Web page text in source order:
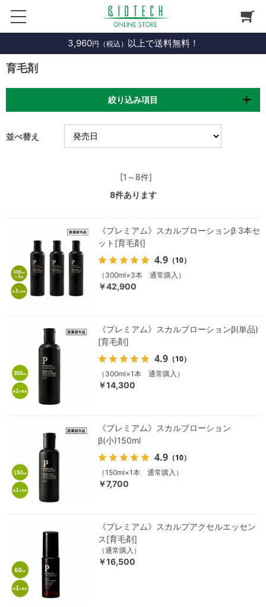
3,960円（税込） 以上で送料無料！
育毛剤
絞り込み項目
並べ替え
[1～8件]
8件あります
《プレミアム》スカルプローションβ 3本セ
ット[育毛剤]
4.9 （10）
（300ml×3本 通常購入）
￥42,900
《プレミアム》スカルプローションβ(単品)
[育毛剤]
4.9 （10）
（300ml×1本 通常購入）
￥14,300
《プレミアム》スカルプローション
β(小)150ml
4.9 （10）
（150ml×1本 通常購入）
￥7,700
《プレミアム》スカルプアクセルエッセン
ス[育毛剤]
（通常購入）
￥16,500